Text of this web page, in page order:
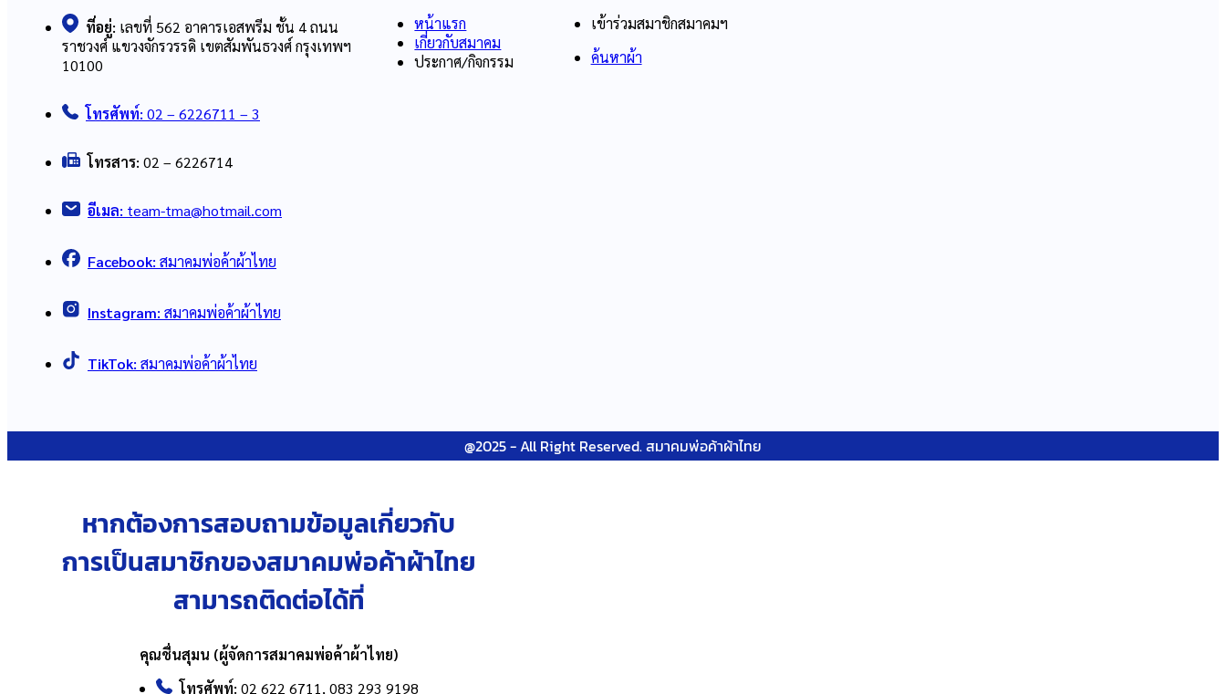
ที่อยู่: เลขที่ 562 อาคารเอสพรีม ชั้น 4 ถนน
ราชวงศ์ แขวงจักรวรรดิ เขตสัมพันธวงศ์ กรุงเทพฯ
10100
โทรศัพท์: 02 – 6226711 – 3
โทรสาร: 02 – 6226714
อีเมล: team-tma@hotmail.com
Facebook: สมาคมพ่อค้าผ้าไทย
Instagram: สมาคมพ่อค้าผ้าไทย
TikTok: สมาคมพ่อค้าผ้าไทย
หน้าแรก
เกี่ยวกับสมาคม
ประกาศ/กิจกรรม
เข้าร่วมสมาชิกสมาคมฯ
ค้นหาผ้า
@2025 - All Right Reserved. สมาคมพ่อค้าผ้าไทย
หากต้องการสอบถามข้อมูลเกี่ยวกับ
การเป็นสมาชิกของสมาคมพ่อค้าผ้าไทย
สามารถติดต่อได้ที่
คุณชื่นสุมน (ผู้จัดการสมาคมพ่อค้าผ้าไทย)
โทรศัพท์: 02 622 6711, 083 293 9198